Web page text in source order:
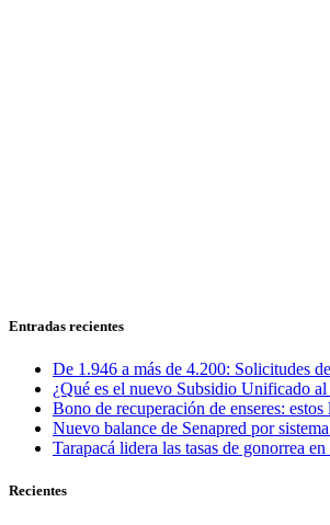
Entradas recientes
De 1.946 a más de 4.200: Solicitudes
¿Qué es el nuevo Subsidio Unificado
Bono de recuperación de enseres:
Nuevo balance de Senapred por
Tarapacá lidera las tasas de gonorrea
Recientes